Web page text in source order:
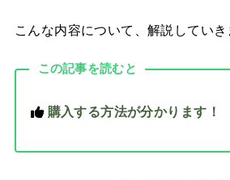
こんな内容について、解説していき
この記事を読むと
購入する方法が分かります！